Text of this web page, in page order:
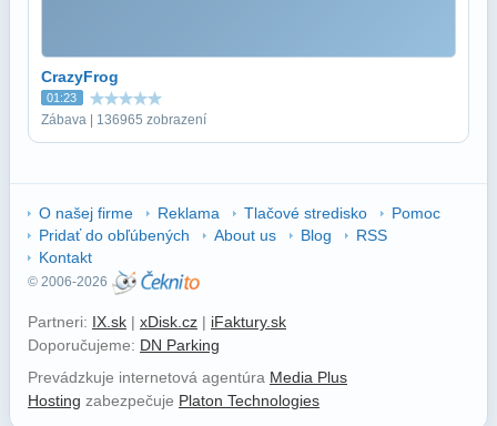
CrazyFrog
01:23
Zábava | 136965 zobrazení
O našej firme Reklama Tlačové stredisko
Pomoc
Pridať do obľúbených
About us Blog
RSS
Kontakt
© 2006-2026
Partneri: IX.sk | xDisk.cz | iFaktury.sk
Doporučujeme: DN Parking
Prevádzkuje internetová agentúra Media Plus
Hosting zabezpečuje Platon Technologies